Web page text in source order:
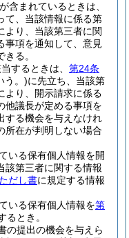
含まれているときは、
て、当該情報に係る第
より、当該第三者に関
事項を通知して、意見
る。
するときは、 第24条
う。)に先立ち、当該第
より、開示請求に係る
他議長が定める事項を
する機会を与えなけれ
所在が判明しない場合
いる保有個人情報を開
該第三者に関する情報
だし書に規定する情報
いる保有個人情報を第
るとき。
の提出の機会を与えら